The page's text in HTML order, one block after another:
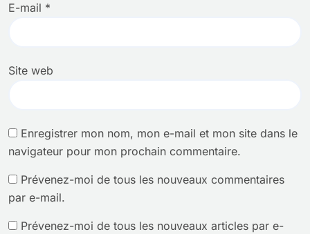
E-mail *
Site web
Enregistrer mon nom, mon e-mail et mon site dans le
navigateur pour mon prochain commentaire.
Prévenez-moi de tous les nouveaux commentaires
par e-mail.
Prévenez-moi de tous les nouveaux articles par e-